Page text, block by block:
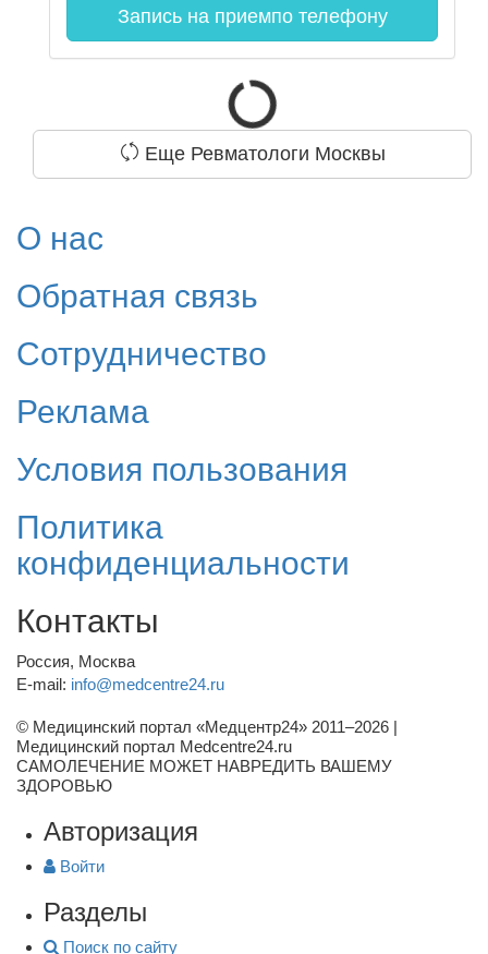
Запись на приемпо телефону
Еще Ревматологи Москвы
О нас
Обратная связь
Сотрудничество
Реклама
Условия пользования
Политика
конфиденциальности
Контакты
Россия, Москва
E-mail: info@medcentre24.ru
© Медицинский портал «Медцентр24» 2011–2026
Медицинский портал Medcentre24.ru
САМОЛЕЧЕНИЕ МОЖЕТ НАВРЕДИТЬ ВАШЕМУ
ЗДОРОВЬЮ
Авторизация
Войти
Разделы
Поиск по сайту